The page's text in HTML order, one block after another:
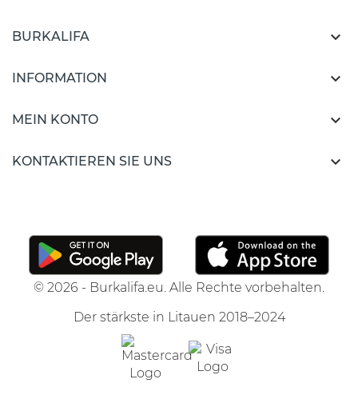
BURKALIFA 
INFORMATION 
MEIN KONTO 
KONTAKTIEREN SIE UNS 
© 2026 - Burkalifa.eu. Alle Rechte vorbehalten.
Der stärkste in Litauen 2018–2024